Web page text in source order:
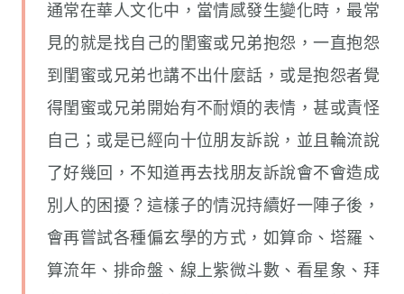
通常在華人文化中，當情感發生變化時，最常
見的就是找自己的閨蜜或兄弟抱怨，一直抱怨
到閨蜜或兄弟也講不出什麼話，或是抱怨者覺
得閨蜜或兄弟開始有不耐煩的表情，甚或責怪
自己；或是已經向十位朋友訴說，並且輪流說
了好幾回，不知道再去找朋友訴說會不會造成
別人的困擾？這樣子的情況持續好一陣子後，
會再嘗試各種偏玄學的方式，如算命、塔羅、
算流年、排命盤、線上紫微斗數、看星象、拜